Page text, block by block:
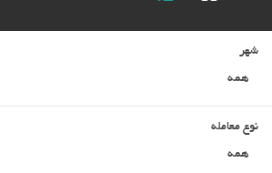
شهر
همه
نوع معامله
همه